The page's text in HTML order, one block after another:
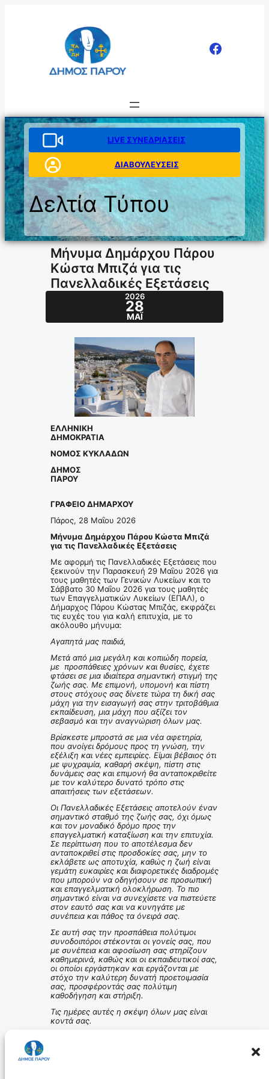
LIVE ΣΥΝΕΔΡΙΑΣΕΙΣ
ΔΙΑΒΟΥΛΕΥΣΕΙΣ
Δελτία Τύπου
Μήνυμα Δημάρχου Πάρου
Κώστα Μπιζά για τις
Πανελλαδικές Εξετάσεις
2026
28
ΜΆΙ
ΕΛΛΗΝΙΚΗ
ΔΗΜΟΚΡΑΤΙΑ
ΝΟΜΟΣ ΚΥΚΛΑΔΩΝ
ΔΗΜΟΣ
ΠΑΡΟΥ
ΓΡΑΦΕΙΟ ΔΗΜΑΡΧΟΥ
Πάρος, 28 Μαΐου 2026
Μήνυμα Δημάρχου Πάρου Κώστα Μπιζά
για τις Πανελλαδικές Εξετάσεις
Με αφορμή τις Πανελλαδικές Εξετάσεις που
ξεκινούν την Παρασκευή 29 Μαΐου 2026 για
τους μαθητές των Γενικών Λυκείων και το
Σάββατο 30 Μαΐου 2026 για τους μαθητές
των Επαγγελματικών Λυκείων (ΕΠΑΛ), ο
Δήμαρχος Πάρου Κώστας Μπιζάς, εκφράζει
τις ευχές του για καλή επιτυχία, με το
ακόλουθο μήνυμα:
Αγαπητά μας παιδιά,
Μετά από μια μεγάλη και κοπιώδη πορεία,
με προσπάθειες χρόνων και θυσίες, έχετε
φτάσει σε μια ιδιαίτερα σημαντική στιγμή της
ζωής σας. Με επιμονή, υπομονή και πίστη
στους στόχους σας δίνετε τώρα τη δική σας
μάχη για την εισαγωγή σας στην τριτοβάθμια
εκπαίδευση, μια μάχη που αξίζει τον
σεβασμό και την αναγνώριση όλων μας.
Βρίσκεστε μπροστά σε μια νέα αφετηρία,
που ανοίγει δρόμους προς τη γνώση, την
εξέλιξη και νέες εμπειρίες. Είμαι βέβαιος ότι
με ψυχραιμία, καθαρή σκέψη, πίστη στις
δυνάμεις σας και επιμονή θα ανταποκριθείτε
με τον καλύτερο δυνατό τρόπο στις
απαιτήσεις των εξετάσεων.
Οι Πανελλαδικές Εξετάσεις αποτελούν έναν
σημαντικό σταθμό της ζωής σας, όχι όμως
και τον μοναδικό δρόμο προς την
επαγγελματική καταξίωση και την επιτυχία.
Σε περίπτωση που το αποτέλεσμα δεν
ανταποκριθεί στις προσδοκίες σας, μην το
εκλάβετε ως αποτυχία, καθώς η ζωή είναι
γεμάτη ευκαιρίες και διαφορετικές διαδρομές
που μπορούν να οδηγήσουν σε προσωπική
και επαγγελματική ολοκλήρωση. Το πιο
σημαντικό είναι να συνεχίσετε να πιστεύετε
στον εαυτό σας και να κυνηγάτε με
συνέπεια και πάθος τα όνειρά σας.
Σε αυτή σας την προσπάθεια πολύτιμοι
συνοδοιπόροι στέκονται οι γονείς σας, που
με συνέπεια και αφοσίωση σας στηρίζουν
καθημερινά, καθώς και οι εκπαιδευτικοί σας,
οι οποίοι εργάστηκαν και εργάζονται με
στόχο την καλύτερη δυνατή προετοιμασία
σας, προσφέροντάς σας πολύτιμη
καθοδήγηση και στήριξη.
Τις ημέρες αυτές η σκέψη όλων μας είναι
κοντά σας.